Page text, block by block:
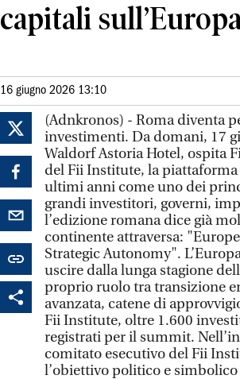
capitali
16 giugno 2026 13:10
(Adnkronos) - Roma diventa
investimenti. Da domani, 17
Waldorf Astoria Hotel, ospita
del Fii Institute, la
ultimi anni come uno dei
grandi investitori, governi,
l’edizione romana dice già
continente attraversa:
Strategic Autonomy".
uscire dalla lunga stagione
proprio ruolo tra transizione
avanzata, catene di
Fii Institute, oltre 1.600
registrati per il summit.
comitato esecutivo del Fii
l’obiettivo politico e